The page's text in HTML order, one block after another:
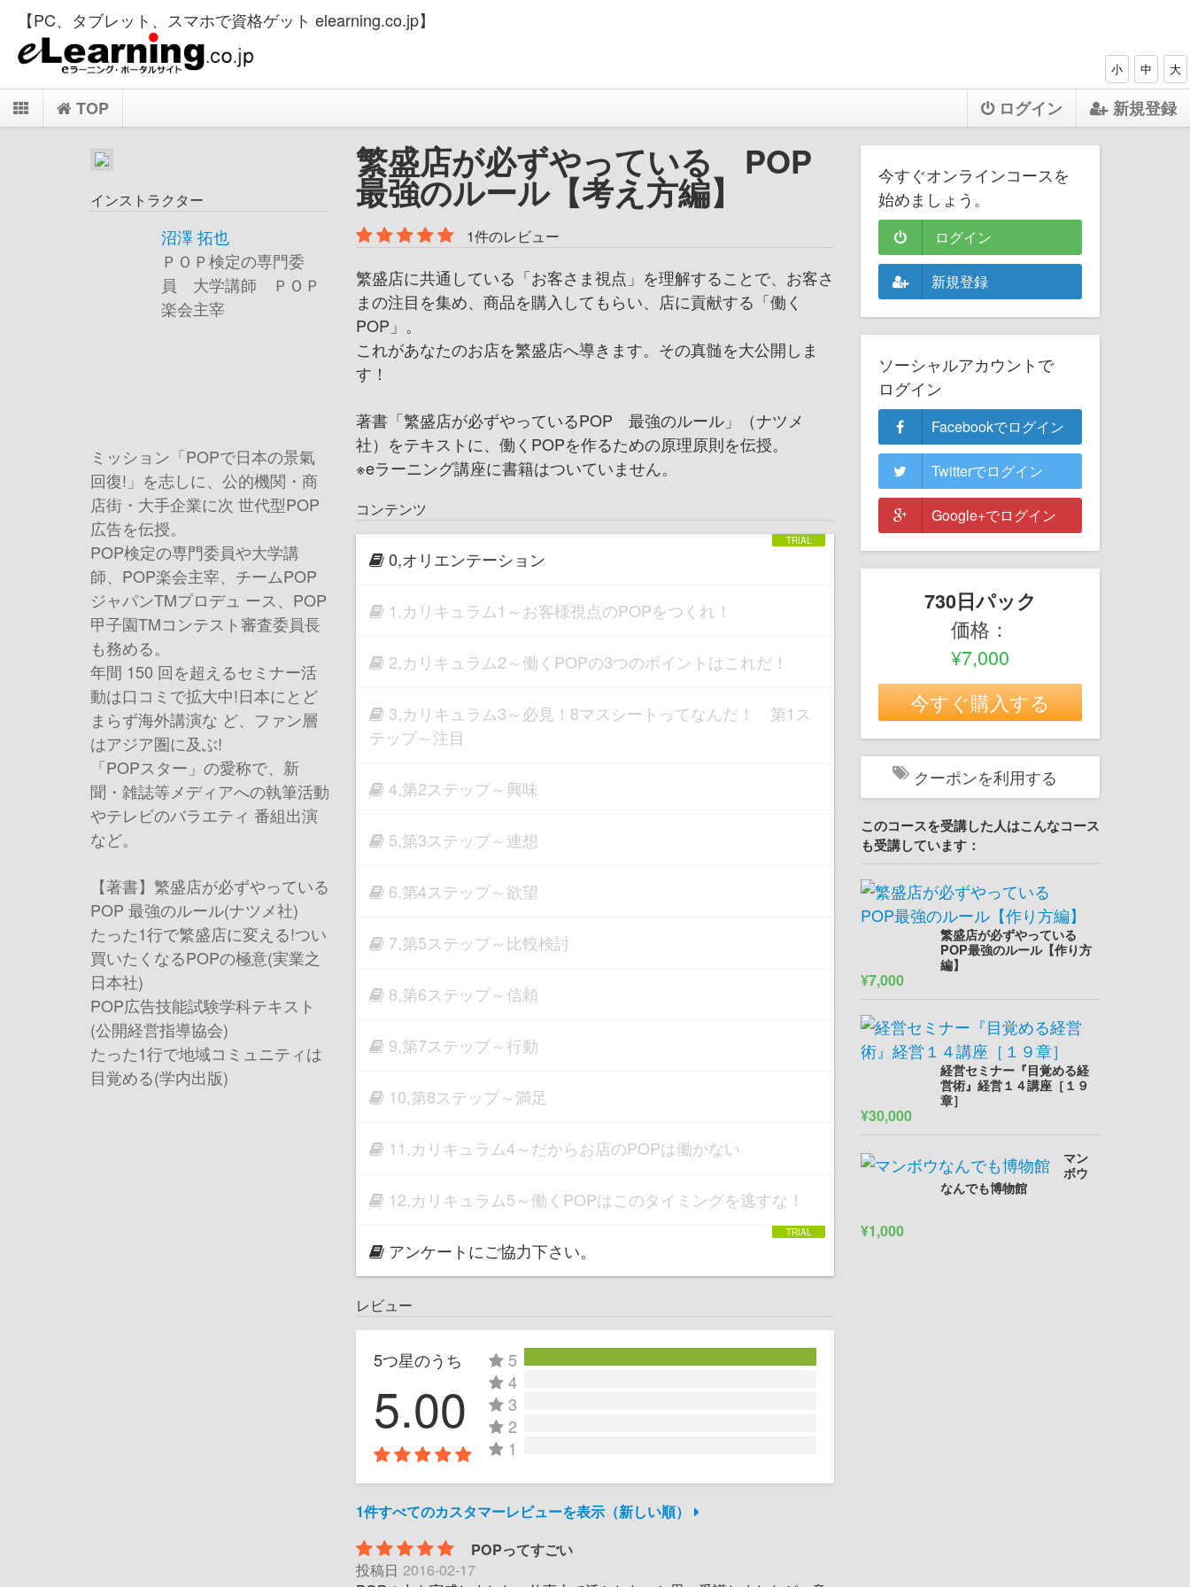
【PC、タブレット、スマホで資格ゲット elearning.co.jp】
小 中 大
TOP ログイン 新規登録
インストラクター
沼澤 拓也
ＰＯＰ検定の専門委
員 大学講師 ＰＯＰ
楽会主宰
ミッション「POPで日本の景氣
回復!」を志しに、公的機関・商
店街・大手企業に次 世代型POP
広告を伝授。
POP検定の専門委員や大学講
師、POP楽会主宰、チームPOP
ジャパンTMプロデュ ース、POP
甲子園TMコンテスト審査委員長
も務める。
年間 150 回を超えるセミナー活
動は口コミで拡大中!日本にとど
まらず海外講演な ど、ファン層
はアジア圏に及ぶ!
「POPスター」の愛称で、新
聞・雑誌等メディアへの執筆活動
やテレビのバラエティ 番組出演
など。
【著書】繁盛店が必ずやっている
POP 最強のルール(ナツメ社)
たった1行で繁盛店に変える!つい
買いたくなるPOPの極意(実業之
日本社)
POP広告技能試験学科テキスト
(公開経営指導協会)
たった1行で地域コミュニティは
目覚める(学内出版)
繁盛店が必ずやっている POP
最強のルール【考え方編】
1件のレビュー
繁盛店に共通している「お客さま視点」を理解することで、お客さ
まの注目を集め、商品を購入してもらい、店に貢献する「働く
POP」。
これがあなたのお店を繁盛店へ導きます。その真髄を大公開しま
す！
著書「繁盛店が必ずやっているPOP 最強のルール」（ナツメ
社）をテキストに、働くPOPを作るための原理原則を伝授。
※eラーニング講座に書籍はついていません。
コンテンツ
0,オリエンテーション
1,カリキュラム1～お客様視点のPOPをつくれ！
2,カリキュラム2～働くPOPの3つのポイントはこれだ！
3,カリキュラム3～必見！8マスシートってなんだ！ 第1ス
テップ～注目
4,第2ステップ～興味
5,第3ステップ～連想
6,第4ステップ～欲望
7,第5ステップ～比較検討
8,第6ステップ～信頼
9,第7ステップ～行動
10,第8ステップ～満足
11,カリキュラム4～だからお店のPOPは働かない
12,カリキュラム5～働くPOPはこのタイミングを逃すな！
アンケートにご協力下さい。
レビュー
5つ星のうち
5.00
5
4
3
2
1
1件すべてのカスタマーレビューを表示（新しい順）
POPってすごい
投稿日 2016-02-17
今すぐオンラインコースを
始めましょう。
ログイン
新規登録
ソーシャルアカウントで
ログイン
Facebookでログイン
Twitterでログイン
Google+でログイン
730日パック
価格：
¥7,000
今すぐ購入する
クーポンを利用する
このコースを受講した人はこんなコース
も受講しています：
繁盛店が必ずやっている
POP最強のルール【作り方
編】
¥7,000
経営セミナー『目覚める経
営術』経営１４講座［１９
章］
¥30,000
マン
ボウ
なんでも博物館
¥1,000